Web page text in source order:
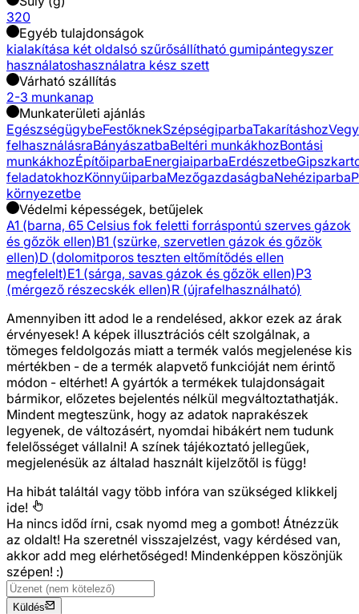
320
Egyéb tulajdonságok
kialakítása két oldalsó szűrősállítható gumipántegyszer
használatoshasználatra kész szett
Várható szállítás
2-3 munkanap
Munkaterületi ajánlás
EgészségügybeFestőknekSzépségiparbaTakarításhoz
felhasználásraBányászatbaBeltéri munkákhozBontási
munkákhozÉpítőiparbaEnergiaiparbaErdészetbe
feladatokhozKönnyűiparbaMezőgazdaságbaNehéziparba
környezetbe
Védelmi képességek, betűjelek
A1 (barna, 65 Celsius fok feletti forráspontú szerves gázok
és gőzök ellen)B1 (szürke, szervetlen gázok és gőzök
ellen)D (dolomitporos teszten eltőmítődés ellen
megfelelt)E1 (sárga, savas gázok és gőzök ellen)P3
(mérgező részecskék ellen)R (újrafelhasználható)
Amennyiben itt adod le a rendelésed, akkor ezek az árak
érvényesek! A képek illusztrációs célt szolgálnak, a
tömeges feldolgozás miatt a termék valós megjelenése kis
mértékben - de a termék alapvető funkcióját nem érintő
módon - eltérhet! A gyártók a termékek tulajdonságait
bármikor, előzetes bejelentés nélkül megváltoztathatják.
Mindent megteszünk, hogy az adatok naprakészek
legyenek, de változásért, nyomdai hibákért nem tudunk
felelősséget vállalni! A színek tájékoztató jellegűek,
megjelenésük az általad használt kijelzőtől is függ!
Ha hibát találtál vagy több infóra van szükséged klikkelj
ide!
Ha nincs időd írni, csak nyomd meg a gombot! Átnézzük
az oldalt! Ha szeretnél visszajelzést, vagy kérdésed van,
akkor add meg elérhetőséged! Mindenképpen köszönjük
szépen! :)
Küldés